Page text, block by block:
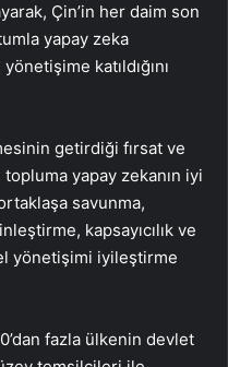
Çin’in her daim son
yapay zeka
katıldığını
getirdiği fırsat ve
topluma yapay zekanın iyi
savunma,
kapsayıcılık ve
yönetişimi iyileştirme
fazla ülkenin devlet